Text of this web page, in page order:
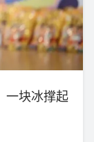
一块冰撑起